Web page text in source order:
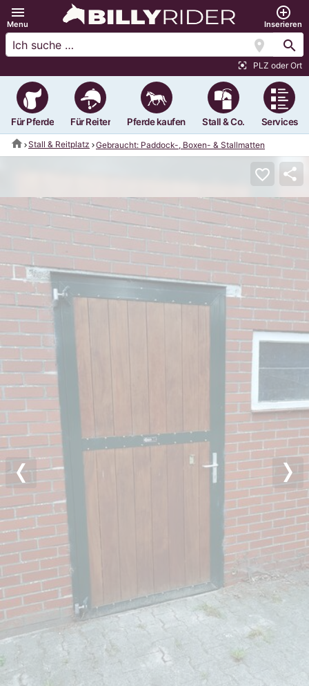
menu
Menu
add_circle_outline
Inserieren
location_on search
center_focus_strong PLZ oder Ort
Für Pferde Für Reiter Pferde kaufen Stall & Co. Services
home Stall & Reitplatz Gebraucht: Paddock-, Boxen- & Stallmatten
Previous
favorite_border share